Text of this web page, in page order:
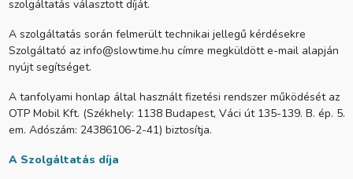
szolgáltatás választott díját.
A szolgáltatás során felmerült technikai jellegű kérdésekre
Szolgáltató az info@slowtime.hu címre megküldött e-mail alapján
nyújt segítséget.
A tanfolyami honlap által használt fizetési rendszer működését az
OTP Mobil Kft. (Székhely: 1138 Budapest, Váci út 135-139. B. ép. 5.
em. Adószám: 24386106-2-41) biztosítja.
A Szolgáltatás díja